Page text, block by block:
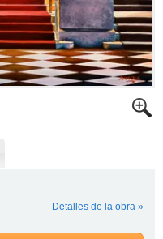
Detalles de la obra »